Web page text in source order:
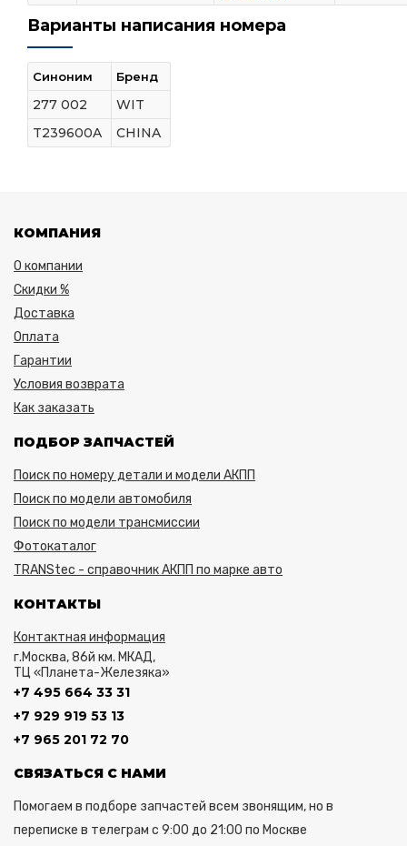
Варианты написания номера
Синоним Бренд
277 002
WIT
T239600A
CHINA
КОМПАНИЯ
О компании
Скидки %
Доставка
Оплата
Гарантии
Условия возврата
Как заказать
ПОДБОР ЗАПЧАСТЕЙ
Поиск по номеру детали и модели АКПП
Поиск по модели автомобиля
Поиск по модели трансмиссии
Фотокаталог
TRANStec - справочник АКПП по марке авто
КОНТАКТЫ
Контактная информация
г.Москва, 86й км. МКАД,
ТЦ «Планета-Железяка»
+7 495 664 33 31
+7 929 919 53 13
+7 965 201 72 70
СВЯЗАТЬСЯ С НАМИ
Помогаем в подборе запчастей всем звонящим, но в
переписке в телеграм с 9:00 до 21:00 по Москве